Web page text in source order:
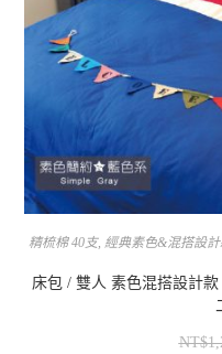
精梳棉 40支, 經典素色&混搭設計
床包 / 雙人 素色混搭設計
NT$